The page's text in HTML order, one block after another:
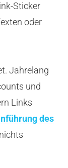
Sticker
oder
Jahrelang
und
Links
des